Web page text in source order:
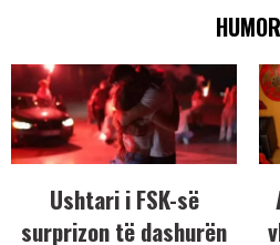
HUMOR
Ushtari i FSK-së
surprizon të dashurën